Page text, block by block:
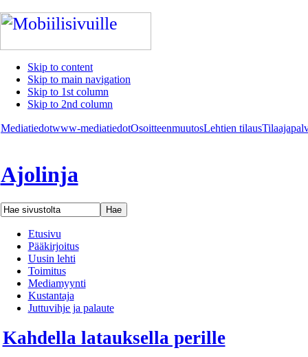
Skip to content
Skip to main navigation
Skip to 1st column
Skip to 2nd column
Mediatiedotwww-mediatiedotOsoitteenmuutosLehtien tilaus
Ajolinja
Etusivu
Pääkirjoitus
Uusin lehti
Toimitus
Mediamyynti
Kustantaja
Juttuvihje ja palaute
Kahdella latauksella perille